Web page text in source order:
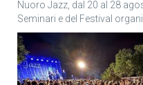
Nuoro Jazz, dal 20 al 28
Seminari e del Festival